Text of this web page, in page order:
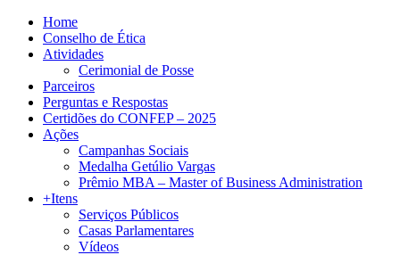
Home
Conselho de Ética
Atividades
Cerimonial de Posse
Parceiros
Perguntas e Respostas
Certidões do CONFEP – 2025
Ações
Campanhas Sociais
Medalha Getúlio Vargas
Prêmio MBA – Master of Business Administration
+Itens
Serviços Públicos
Casas Parlamentares
Vídeos